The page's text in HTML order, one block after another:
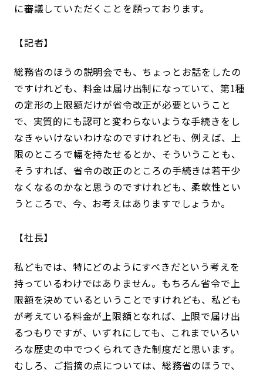
に審議していただくことを願っております。
記者
総務省のほうの説明会でも、ちょっとお話をしたの
ですけれども、料金は届け出制になっていて、第1種
の定形の上限額だけが省令改正が必要ということ
で、実質的にも認可と変わらないような手続きをし
なきゃいけないわけなのですけれども、例えば、上
限のところで幅を持たせるとか、そういうことも、
そうすれば、省令の改正のところの手続きは若干少
なくなるのかなと思うのですけれども、柔軟性とい
うところで、今、お考えはありますでしょうか。
社長
私どもでは、特にどのようにすべきだという考えを
持っているわけではありません。もちろん省令で上
限額を決めているということですけれども、私ども
が考えている料金が上限額となれば、上限で届け出
るつもりですが、いずれにしても、これまでいろい
ろな歴史の中でつくられてきた制度だと思います。
むしろ、ご指摘の点については、総務省のほうで、